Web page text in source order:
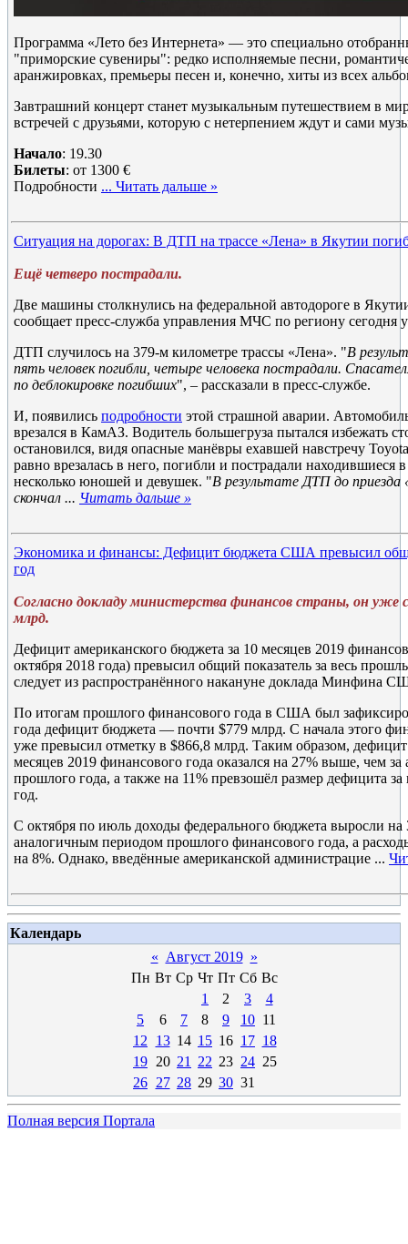
Программа «Лето без Интернета» — это специально
"приморские сувениры": редко исполняемые песни,
аранжировках, премьеры песен и, конечно, хиты из всех
Завтрашний концерт станет музыкальным путешествием в
встречей с друзьями, которую с нетерпением ждут и сами
Начало: 19.30
Билеты: от 1300 €
Подробности ... Читать дальше »
Ситуация на дорогах: В ДТП на трассе «Лена» в Якутии
Ещё четверо пострадали.
Две машины столкнулись на федеральной автодороге в
сообщает пресс-служба управления МЧС по региону сегодня
ДТП случилось на 379-м километре трассы «Лена». "В
пять человек погибли, четыре человека пострадали.
по деблокировке погибших", – рассказали в пресс-службе.
И, появились подробности этой страшной аварии.
врезался в КамАЗ. Водитель большегруза пытался избежать
остановился, видя опасные манёвры ехавшей навстречу
равно врезалась в него, погибли и пострадали находившиеся
несколько юношей и девушек. "В результате ДТП до приезда
скончал ... Читать дальше »
Экономика и финансы: Дефицит бюджета США превысил
год
Согласно докладу министерства финансов страны, он уже
млрд.
Дефицит американского бюджета за 10 месяцев 2019
октября 2018 года) превысил общий показатель за весь
следует из распространённого накануне доклада Минфина
По итогам прошлого финансового года в США был
года дефицит бюджета — почти $779 млрд. С начала этого
уже превысил отметку в $866,8 млрд. Таким образом,
месяцев 2019 финансового года оказался на 27% выше, чем
прошлого года, а также на 11% превзошёл размер дефицита
год.
С октября по июль доходы федерального бюджета выросли
аналогичным периодом прошлого финансового года, а
на 8%. Однако, введённые американской администрацие ...
Календарь
« Август 2019 »
Пн Вт Ср Чт Пт Сб Вс
1
2 3
4
5
6 7 8 9 10 11
12
13 14 15 16 17 18
19 20 21 22 23 24 25
26 27 28 29 30 31
Полная версия Портала